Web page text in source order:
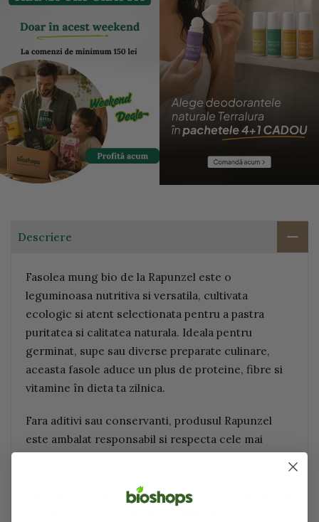
Descriere
Fasolea mung bio de la Rapunzel este o
leguminoasa nutritiva si versatila, cultivata
ecologic si atent selectionata pentru a pastra
puritatea si calitatea naturala. Ideala pentru
germinat, supe sau diverse preparate culinare,
aceasta fasole aduce un plus de proteine, fibre si
vitamine în dieta ta zilnica.
Fara aditivi sau conservanti, produsul Rapunzel
este ambalat responsabil si respecta cele mai
cauta ingrediente naturale si sanatoase, sustinând